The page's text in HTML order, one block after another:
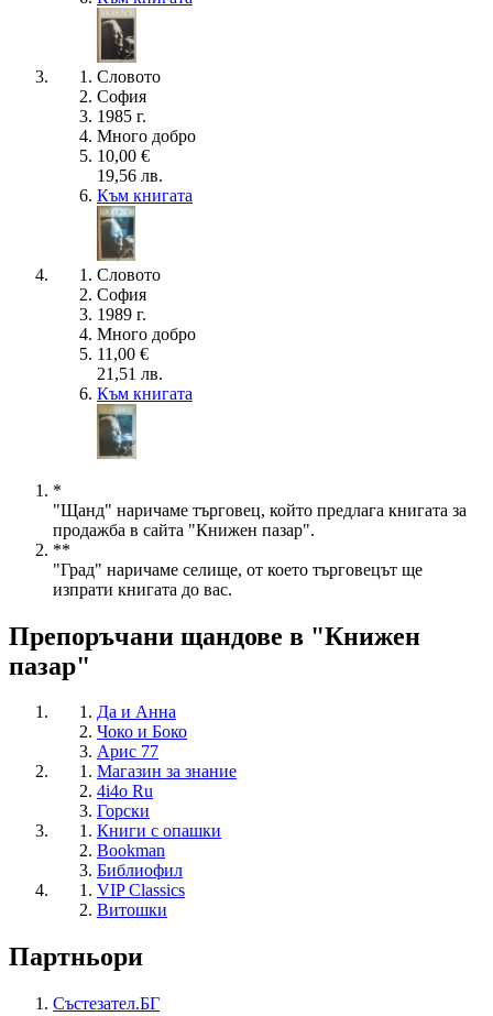
Словото
София
1985 г.
Много добро
10,00 €
19,56 лв.
Към книгата
Словото
София
1989 г.
Много добро
11,00 €
21,51 лв.
Към книгата
*
"Щанд" наричаме търговец, който предлага книгата за
продажба в сайта "Книжен пазар".
**
"Град" наричаме селище, от което търговецът ще
изпрати книгата до вас.
Препоръчани щандове в "Книжен
пазар"
Да и Анна
Чоко и Боко
Арис 77
Магазин за знание
4i4o Ru
Горски
Книги с опашки
Bookman
Библиофил
VIP Classics
Витошки
Партньори
Състезател.БГ